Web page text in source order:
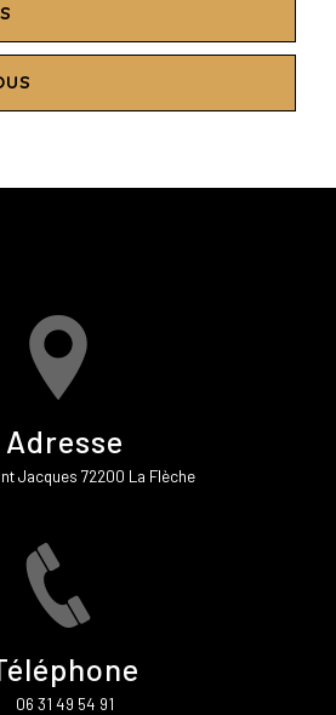
Adresse
Jacques 72200 La Flèche
06 31 49 54 91